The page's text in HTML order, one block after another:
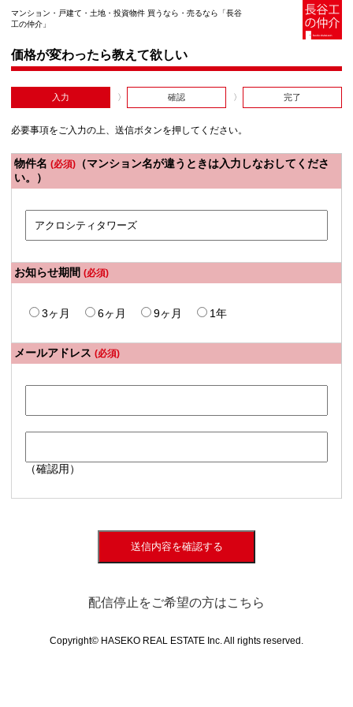
マンション・戸建て・土地・投資物件 買うなら・売るなら「長谷
工の仲介」
価格が変わったら教えて欲しい
入力 確認 完了
必要事項をご入力の上、送信ボタンを押してください。
物件名 (必須) （マンション名が違うときは入力しなおしてくださ
い。）
お知らせ期間 (必須)
3ヶ月 6ヶ月 9ヶ月 1年
メールアドレス (必須)
（確認用）
送信内容を確認する
配信停止をご希望の方はこちら
Copyright© HASEKO REAL ESTATE Inc. All rights reserved.